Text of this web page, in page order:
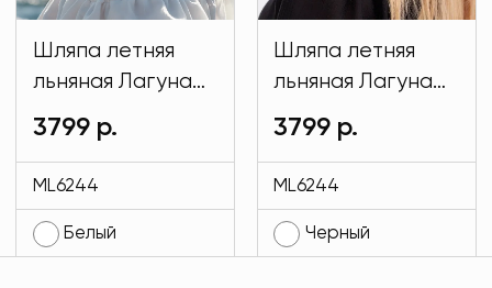
Шляпа летняя
льняная Лагуна
белого цвета
MODLAV ML6244-
1
3799 р.
ML6244
Белый
Шляпа летняя
льняная Лагуна
черного цвета
MODLAV ML6244-
13
3799 р.
ML6244
Черный